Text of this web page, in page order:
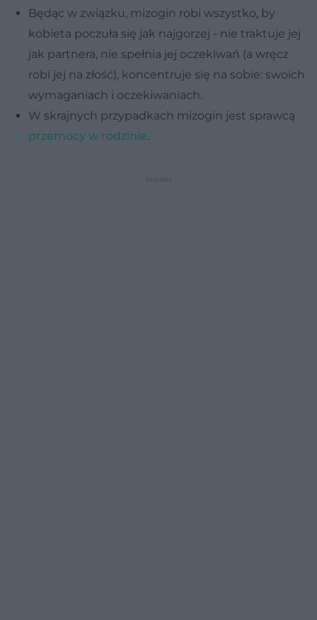
Będąc w związku, mizogin robi wszystko, by
kobieta poczuła się jak najgorzej - nie traktuje jej
jak partnera, nie spełnia jej oczekiwań (a wręcz
robi jej na złość), koncentruje się na sobie: swoich
wymaganiach i oczekiwaniach.
W skrajnych przypadkach mizogin jest sprawcą
przemocy w rodzinie.